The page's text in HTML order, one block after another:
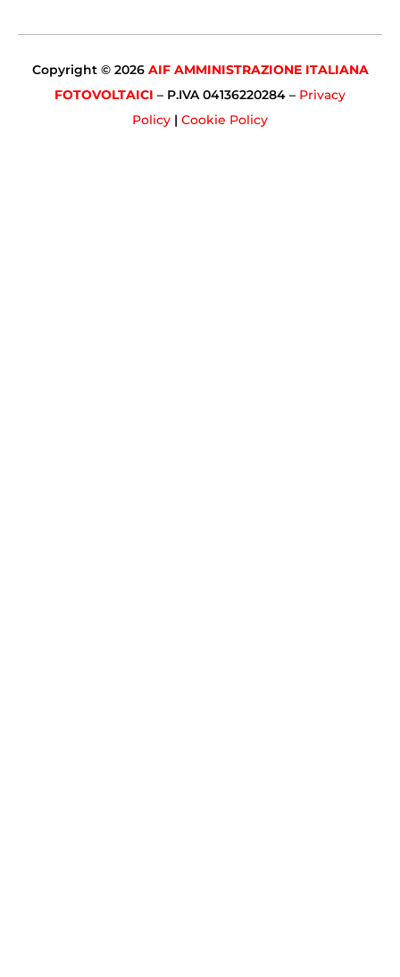
Copyright © 2026 AIF AMMINISTRAZIONE ITALIANA
FOTOVOLTAICI – P.IVA 04136220284 – Privacy
Policy | Cookie Policy